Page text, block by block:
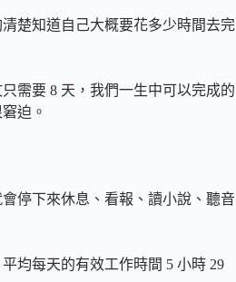
楚知道自己大概要花多少時間去完
需要 8 天，我們一生中可以完成的
迫。
停下來休息、看報、讀小說、聽音
均每天的有效工作時間 5 小時 29